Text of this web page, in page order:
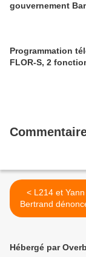
gouvernement
Programmation
FLOR-S, 2
< L214 et Yann Arthus-
Bertrand
sur terre vécu
Hébergé par